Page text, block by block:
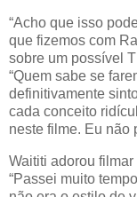
“Acho que isso
que fizemos com
sobre um possível
“Quem sabe se
definitivamente
cada conceito
neste filme. Eu não
Waititi adorou
“Passei muito